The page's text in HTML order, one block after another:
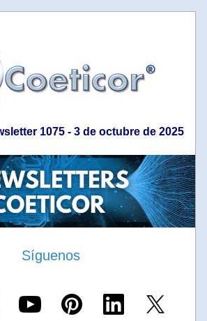
1075 - 3 de octubre de 2025
Síguenos